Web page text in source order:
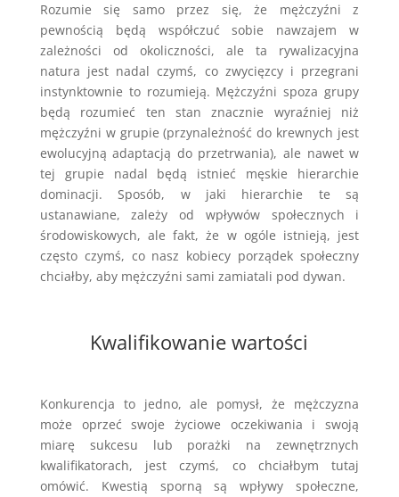
Rozumie się samo przez się, że mężczyźni z
pewnością będą współczuć sobie nawzajem w
zależności od okoliczności, ale ta rywalizacyjna
natura jest nadal czymś, co zwycięzcy i przegrani
instynktownie to rozumieją. Mężczyźni spoza grupy
będą rozumieć ten stan znacznie wyraźniej niż
mężczyźni w grupie (przynależność do krewnych jest
ewolucyjną adaptacją do przetrwania), ale nawet w
tej grupie nadal będą istnieć męskie hierarchie
dominacji. Sposób, w jaki hierarchie te są
ustanawiane, zależy od wpływów społecznych i
środowiskowych, ale fakt, że w ogóle istnieją, jest
często czymś, co nasz kobiecy porządek społeczny
chciałby, aby mężczyźni sami zamiatali pod dywan.
Kwalifikowanie wartości
Konkurencja to jedno, ale pomysł, że mężczyzna
może oprzeć swoje życiowe oczekiwania i swoją
miarę sukcesu lub porażki na zewnętrznych
kwalifikatorach, jest czymś, co chciałbym tutaj
omówić. Kwestią sporną są wpływy społeczne,